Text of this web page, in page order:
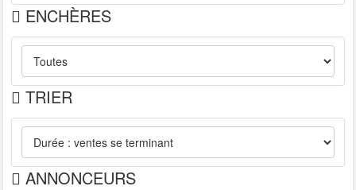
ENCHÈRES
TRIER
ANNONCEURS